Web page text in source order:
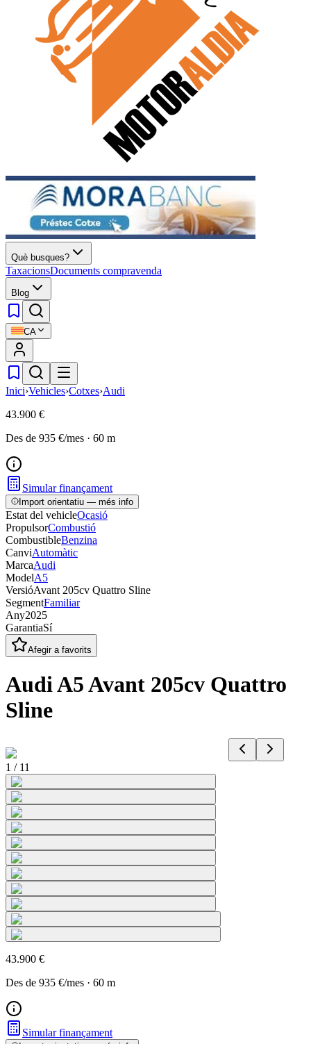
Què busques?
TaxacionsDocuments compravenda
Blog
CA
Inici›Vehicles›Cotxes›Audi
43.900 €
Des de 935 €/mes · 60 m
Simular finançament
Import orientatiu — més info
Estat del vehicleOcasió
PropulsorCombustió
CombustibleBenzina
CanviAutomàtic
MarcaAudi
ModelA5
VersióAvant 205cv Quattro Sline
SegmentFamiliar
Any2025
GarantiaSí
Afegir a favorits
Audi A5 Avant 205cv Quattro
Sline
1 / 11
43.900 €
Des de 935 €/mes · 60 m
Simular finançament